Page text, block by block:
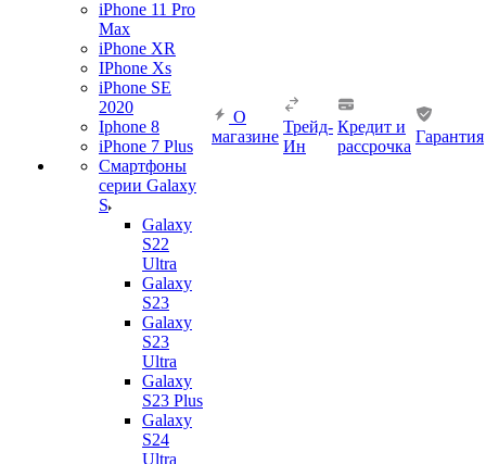
iPhone 11 Pro
Max
iPhone XR
IPhone Xs
iPhone SE
2020
Iphone 8
iPhone 7 Plus
Смартфоны
серии Galaxy
S
Galaxy
S22
Ultra
Galaxy
S23
Galaxy
S23
Ultra
Galaxy
S23 Plus
Galaxy
S24
Ultra
О
магазине
Трейд-
Ин
Кредит и
рассрочка
Гарантия